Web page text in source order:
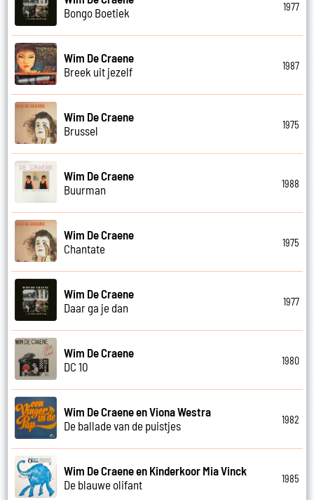
Bongo Boetiek
1977
Wim De Craene
Breek uit jezelf
1987
Wim De Craene
Brussel
1975
Wim De Craene
Buurman
1988
Wim De Craene
Chantate
1975
Wim De Craene
Daar ga je dan
1977
Wim De Craene
DC 10
1980
Wim De Craene en Viona Westra
De ballade van de puistjes
1982
Wim De Craene en Kinderkoor Mia Vinck
De blauwe olifant
1985